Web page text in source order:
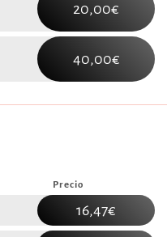
20,00€
40,00€
Precio
16,47€